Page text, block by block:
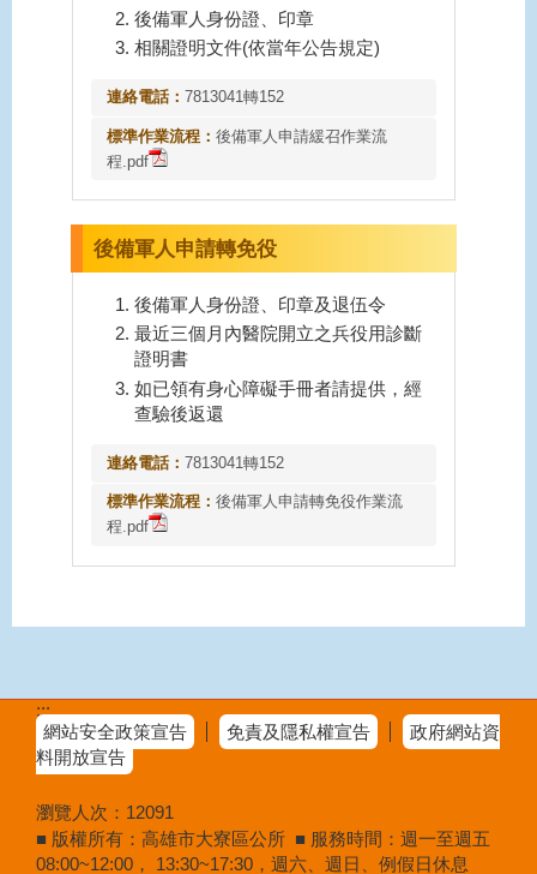
後備軍人身份證、印章
相關證明文件(依當年公告規定)
連絡電話：7813041轉152
標準作業流程：後備軍人申請緩召作業流
程.pdf
後備軍人申請轉免役
後備軍人身份證、印章及退伍令
最近三個月內醫院開立之兵役用診斷
證明書
如已領有身心障礙手冊者請提供，經
查驗後返還
連絡電話：7813041轉152
標準作業流程：後備軍人申請轉免役作業流
程.pdf
:::
網站安全政策宣告
免責及隱私權宣告
政府網站資
料開放宣告
瀏覽人次： 12091
■ 版權所有：高雄市大寮區公所 ■ 服務時間：週一至週五
08:00~12:00， 13:30~17:30，週六、週日、例假日休息